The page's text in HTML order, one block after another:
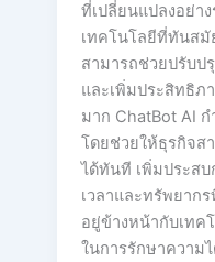
ที่เปลี่ยนแปลงอย่า
เทคโนโลยีที่ทันสมั
สามารถช่วยปรับป
และเพิ่มประสิทธิภ
มาก ChatBot AI
โดยช่วยให้ธุรกิจส
ได้ทันที เพิ่มประส
เวลาและทรัพยาก
อยู่ข้างหน้ากับเทค
ในการรักษาความ